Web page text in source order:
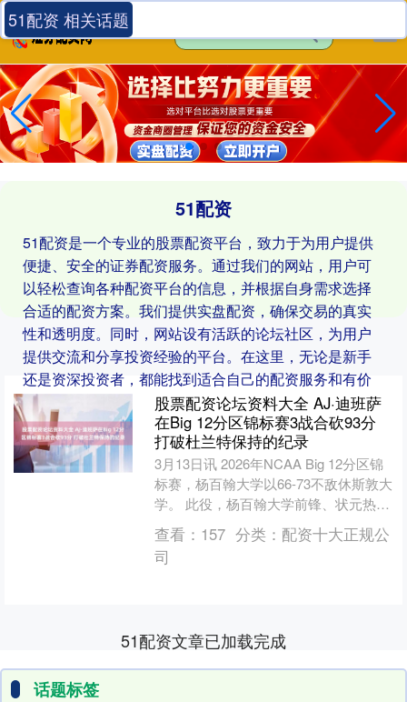
51配资
51配资是一个专业的股票配资平台，致力于为用户提供
便捷、安全的证券配资服务。通过我们的网站，用户可
以轻松查询各种配资平台的信息，并根据自身需求选择
合适的配资方案。我们提供实盘配资，确保交易的真实
性和透明度。同时，网站设有活跃的论坛社区，为用户
提供交流和分享投资经验的平台。在这里，无论是新手
还是资深投资者，都能找到适合自己的配资服务和有价
值的市场资讯。
51配资 相关话题
股票配资论坛资料大全 AJ·迪班萨
在Big 12分区锦标赛3战合砍93分
打破杜兰特保持的纪录
3月13日讯 2026年NCAA Big 12分区锦
标赛，杨百翰大学以66-73不敌休斯敦大
学。 此役，杨百翰大学前锋、状元热门
AJ·迪班萨18中7，三分5中3....
查看： 157 分类： 配资十大正规公
司
51配资文章已加载完成
话题标签